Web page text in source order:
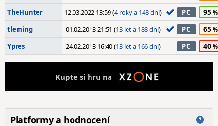
TheHunter 12.03.2022 13:59 (4 roky a 148 dní) PC 95
tleming 01.02.2013 21:51 (13 let a 188 dní) PC 65
Ypres 24.02.2013 16:40 (13 let a 166 dní) PC 40
Kupte si hru na
Platformy a hodnocení